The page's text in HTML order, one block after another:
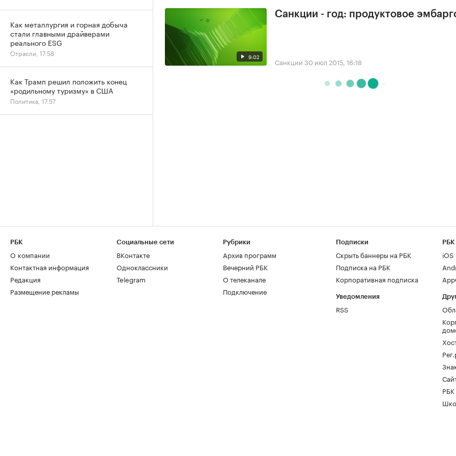
9:02
Санкции - год: продуктовое
Санкции 30 июл 2015, 16:18
Как металлургия и горная добыча
стали главными драйверами
реального ESG
Отрасли, 17:58
Как Трамп решил положить конец
«родильному туризму» в США
Политика, 17:57
РБК
О компании
Контактная информация
Редакция
Размещение рекламы
Социальные сети
ВКонтакте
Одноклассники
Telegram
Рубрики
Архив программ
Вечерний РБК
О телеканале
Подключение
Подписки
Скрыть баннеры на РБК
Подписка на РБК
Корпоративная подписка
Уведомления
RSS
РБК
iOS